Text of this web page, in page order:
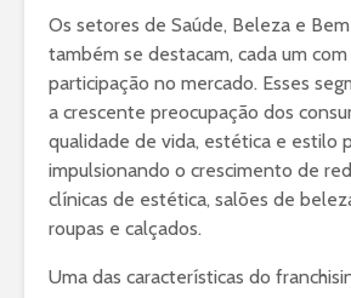
Os setores de Saúde, Beleza e
também se destacam, cada um com
participação no mercado. Esses
a crescente preocupação dos
qualidade de vida, estética e estilo
impulsionando o crescimento de
clínicas de estética, salões de
roupas e calçados.
Uma das características do